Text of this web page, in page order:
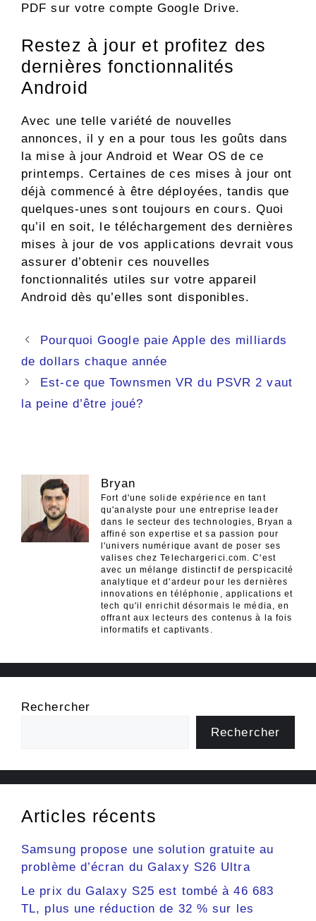
PDF sur votre compte Google Drive.
Restez à jour et profitez des
dernières fonctionnalités
Android
Avec une telle variété de nouvelles
annonces, il y en a pour tous les goûts dans
la mise à jour Android et Wear OS de ce
printemps. Certaines de ces mises à jour ont
déjà commencé à être déployées, tandis que
quelques-unes sont toujours en cours. Quoi
qu’il en soit, le téléchargement des dernières
mises à jour de vos applications devrait vous
assurer d’obtenir ces nouvelles
fonctionnalités utiles sur votre appareil
Android dès qu’elles sont disponibles.
Navigation
des
Pourquoi Google paie Apple des milliards
de dollars chaque année
Est-ce que Townsmen VR du PSVR 2 vaut
la peine d’être joué?
Bryan
Fort d'une solide expérience en tant
qu'analyste pour une entreprise leader
dans le secteur des technologies, Bryan a
affiné son expertise et sa passion pour
l'univers numérique avant de poser ses
valises chez Telechargerici.com. C'est
avec un mélange distinctif de perspicacité
analytique et d'ardeur pour les dernières
innovations en téléphonie, applications et
tech qu'il enrichit désormais le média, en
offrant aux lecteurs des contenus à la fois
informatifs et captivants.
Rechercher
Rechercher
Articles récents
Samsung propose une solution gratuite au
problème d’écran du Galaxy S26 Ultra
Le prix du Galaxy S25 est tombé à 46 683
TL, plus une réduction de 32 % sur les